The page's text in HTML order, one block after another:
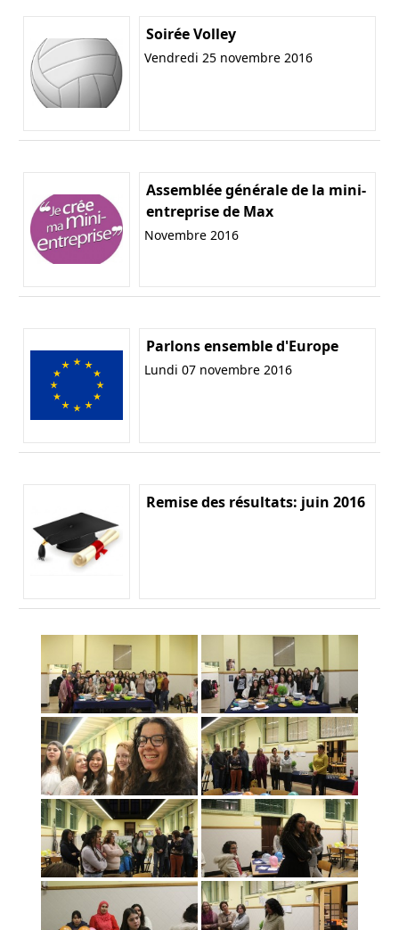
Soirée Volley
Vendredi 25 novembre 2016
Assemblée générale de la mini-
entreprise de Max
Novembre 2016
Parlons ensemble d'Europe
Lundi 07 novembre 2016
Remise des résultats: juin 2016